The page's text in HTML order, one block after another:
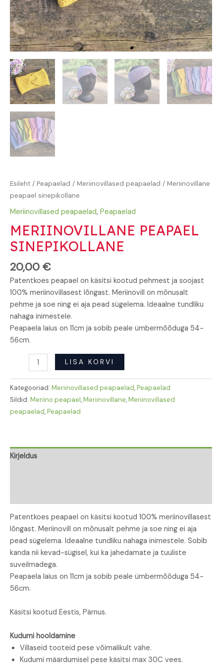
Esileht / Peapaelad / Meriinovillased peapaelad / Meriinovillane
peapael sinepikollane
Meriinovillased peapaelad, Peapaelad
MERIINOVILLANE PEAPAEL
SINEPIKOLLANE
20,00 €
Patentkoes peapael on käsitsi kootud pehmest ja soojast
100% meriinovillasest lõngast. Meriinovill on mõnusalt
pehme ja soe ning ei aja pead sügelema. Ideaalne tundliku
nahaga inimestele.
Peapaela laius on 11cm ja sobib peale ümbermõõduga 54-
56cm.
LISA KORVI
Kategooriad: Meriinovillased peapaelad,Peapaelad
Sildid: Meriino peapael,Meriinovillane,Meriinovillased
peapaelad,Peapaelad
Kirjeldus
Patentkoes peapael on käsitsi kootud 100% meriinovillasest
lõngast. Meriinovill on mõnusalt pehme ja soe ning ei aja
pead sügelema. Ideaalne tundliku nahaga inimestele. Sobib
kanda nii kevad-sügisel, kui ka jahedamate ja tuuliste
suveilmadega.
Peapaela laius on 11cm ja sobib peale ümbermõõduga 54-
56cm.
Käsitsi kootud Eestis, Pärnus.
Kudumi hooldamine
Villaseid tooteid pese võimalikult vähe.
Kudumi määrdumisel pese käsitsi max 30C vees.